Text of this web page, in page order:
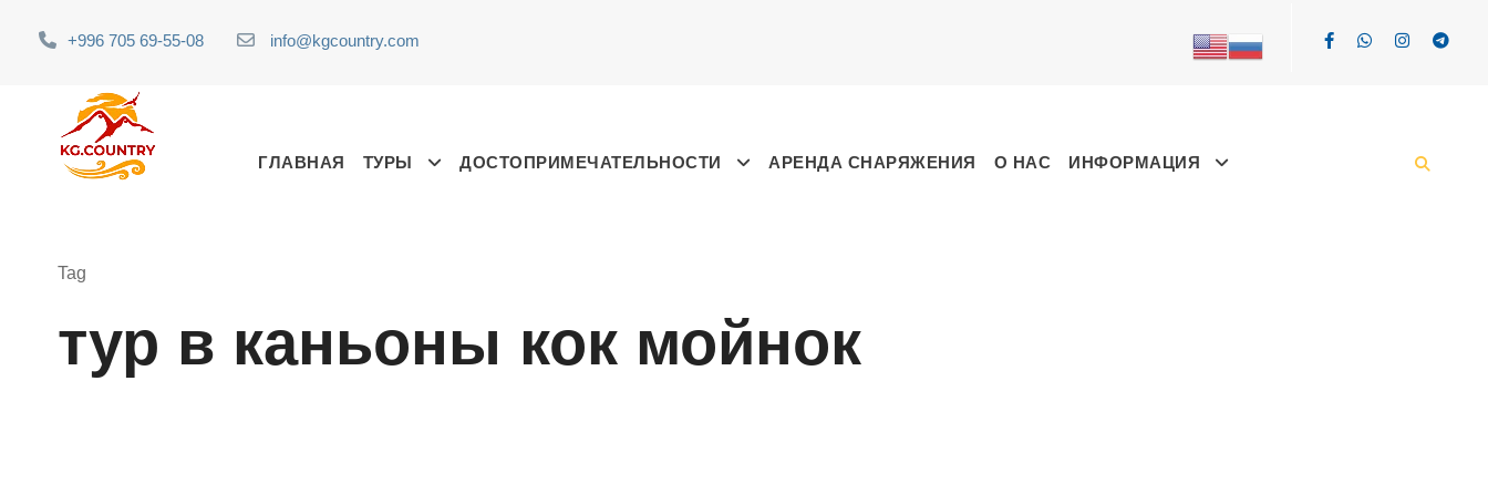
+996 705 69-55-08 info@kgcountry.com
ГЛАВНАЯ ТУРЫ ДОСТОПРИМЕЧАТЕЛЬНОСТИ АРЕНДА СНАРЯЖЕНИЯ О НАС ИНФОРМАЦИЯ
Tag
тур в каньоны кок мойнок